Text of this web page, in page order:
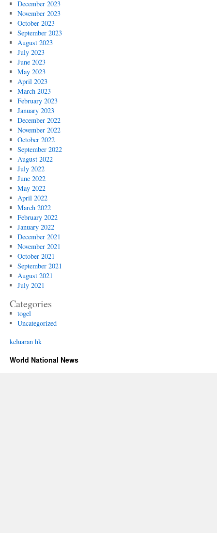
December 2023
November 2023
October 2023
September 2023
August 2023
July 2023
June 2023
May 2023
April 2023
March 2023
February 2023
January 2023
December 2022
November 2022
October 2022
September 2022
August 2022
July 2022
June 2022
May 2022
April 2022
March 2022
February 2022
January 2022
December 2021
November 2021
October 2021
September 2021
August 2021
July 2021
Categories
togel
Uncategorized
keluaran hk
World National News